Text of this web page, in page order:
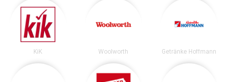
KiK Woolworth Getränke Hoffmann